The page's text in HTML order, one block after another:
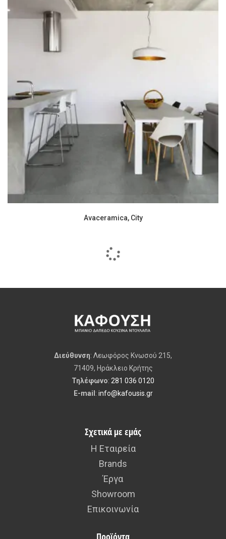
Avaceramica, City
Avaceramica, Copacabana Duke